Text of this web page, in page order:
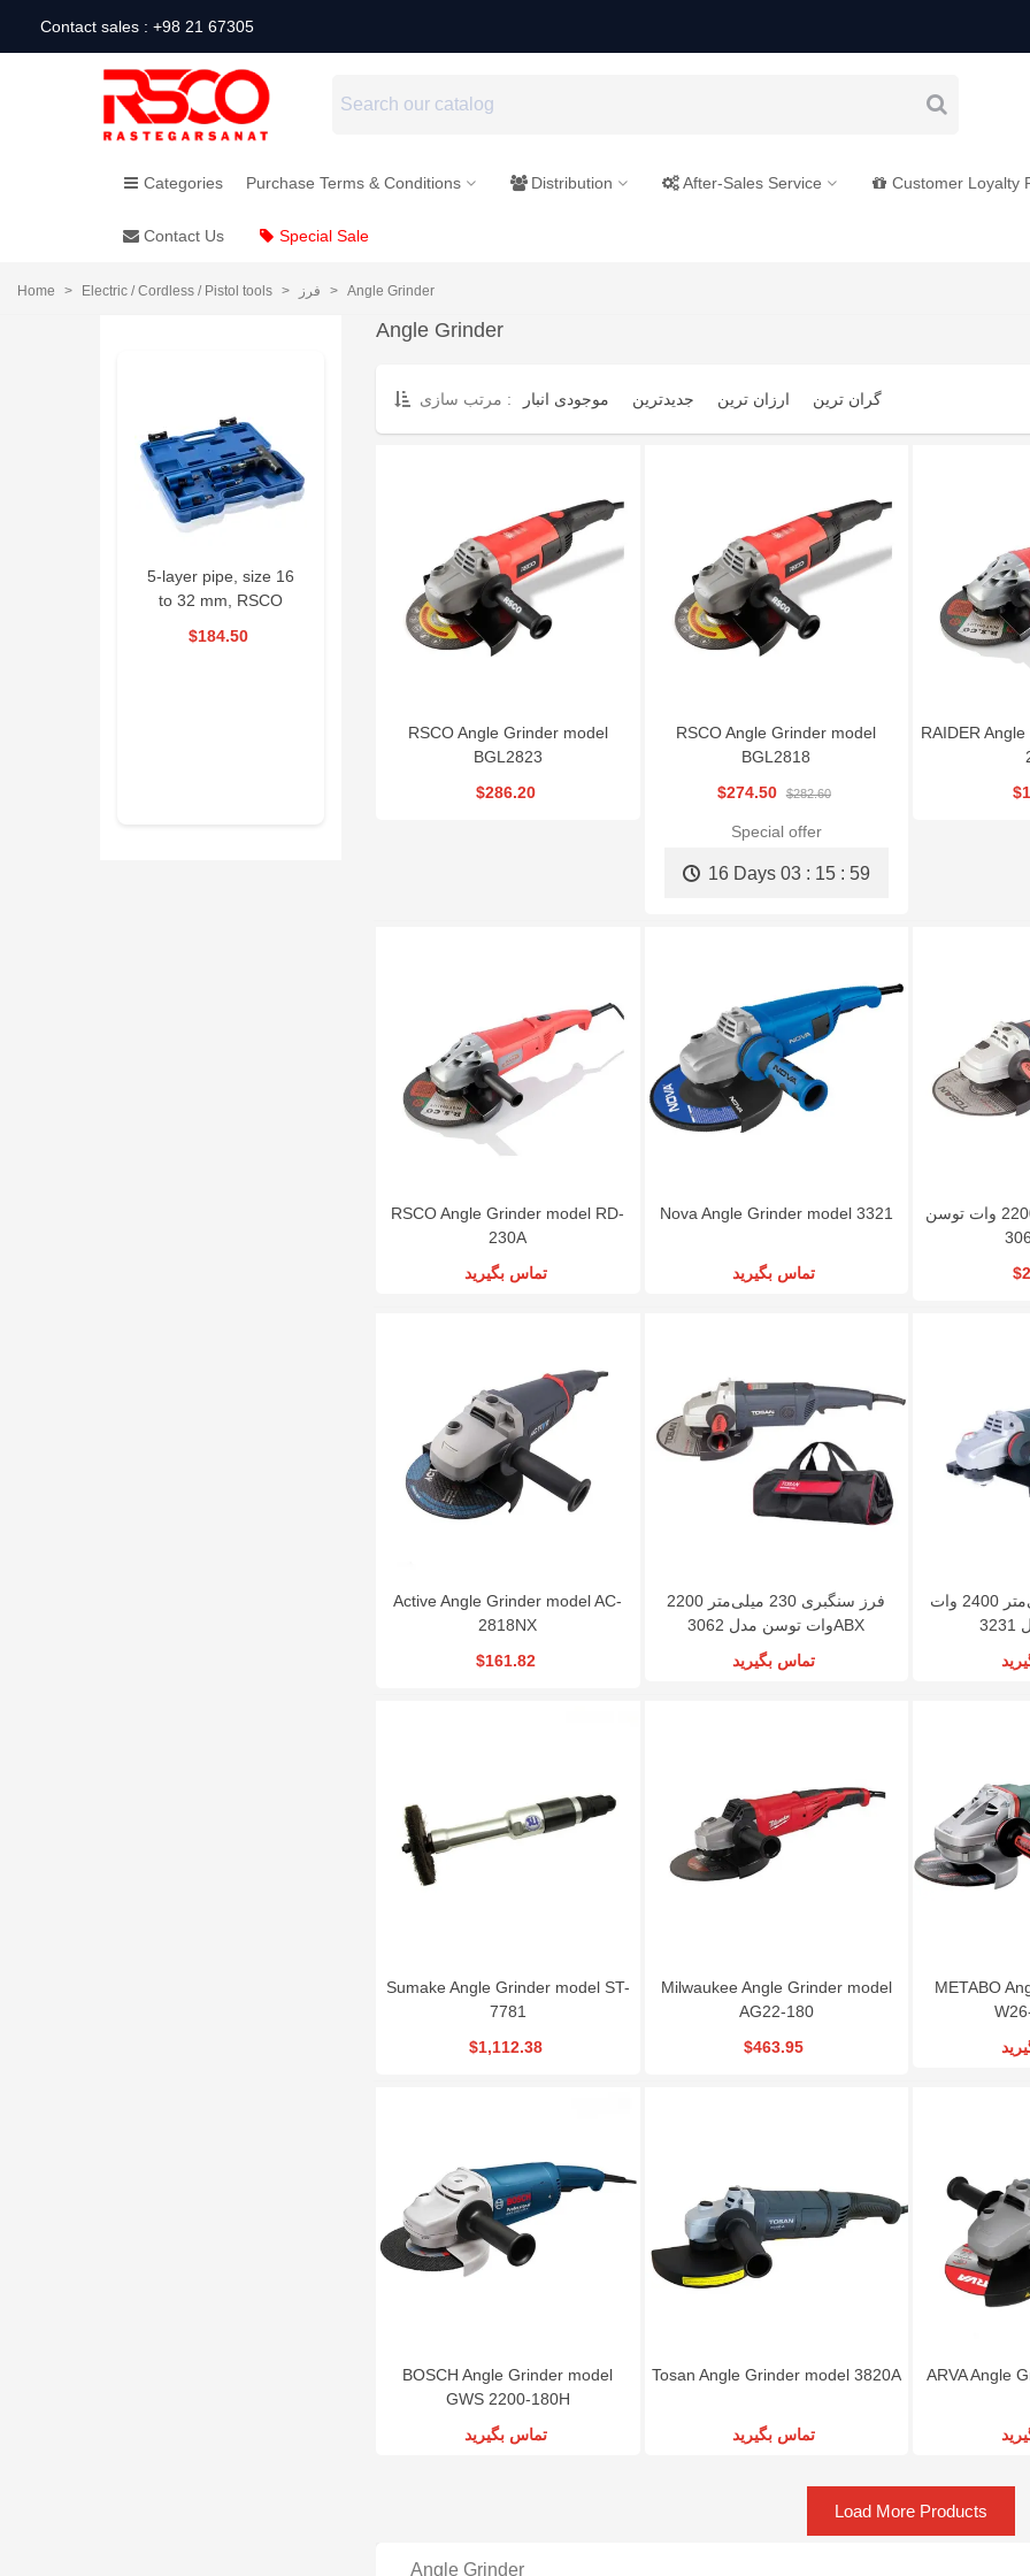
Contact sales : +98 21 67305
Categories Purchase Terms & Conditions Distribution After-Sales Service Customer Loyalty
Contact Us Special Sale
Home > Electric / Cordless / Pistol tools > فرز > Angle Grinder
5-layer pipe, size 16
to 32 mm, RSCO
$184.50
Drain Cleaning
Machine 390W
RSCO| ESG390
$1,593.00
RSCO Metal Cutting
Disc CD115X3
Gearbox Wheel
Wrench|RSCO-TW22
$225.00
Angle Grinder
MGS800
$84.24
Angle Grinder
مرتب سازی : موجودی انبار جدیدترین ارزان ترین گران ترین
RSCO Angle Grinder model
BGL2823
$286.20
RSCO Angle Grinder model
BGL2818
$274.50
$282.60
Special offer
16 Days 03 : 15 : 58
RAIDER
RSCO Angle Grinder model RD-
230A
تماس بگیرید
Nova Angle Grinder model 3321
تماس بگیرید
سنگ فرز سنگبری 2200 وات توسن
Active Angle Grinder model AC-
2818NX
$161.82
فرز سنگبری 230 میلی‌متر 2200
وات توسن مدل 3062ABX
تماس بگیرید
سنگ فرز 180 میلی‌متر 2400 وات
Sumake Angle Grinder model ST-
7781
$1,112.38
Milwaukee Angle Grinder model
AG22-180
$463.95
METABO
BOSCH Angle Grinder model
GWS 2200-180H
تماس بگیرید
Tosan Angle Grinder model 3820A
تماس بگیرید
ARVA Angle
Load More Products
Angle Grinder